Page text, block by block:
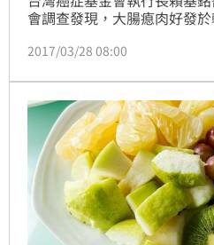
會調查發現，大腸瘜肉好發
族群，如果屬於靜態生活型態
2017/03/28 08:00